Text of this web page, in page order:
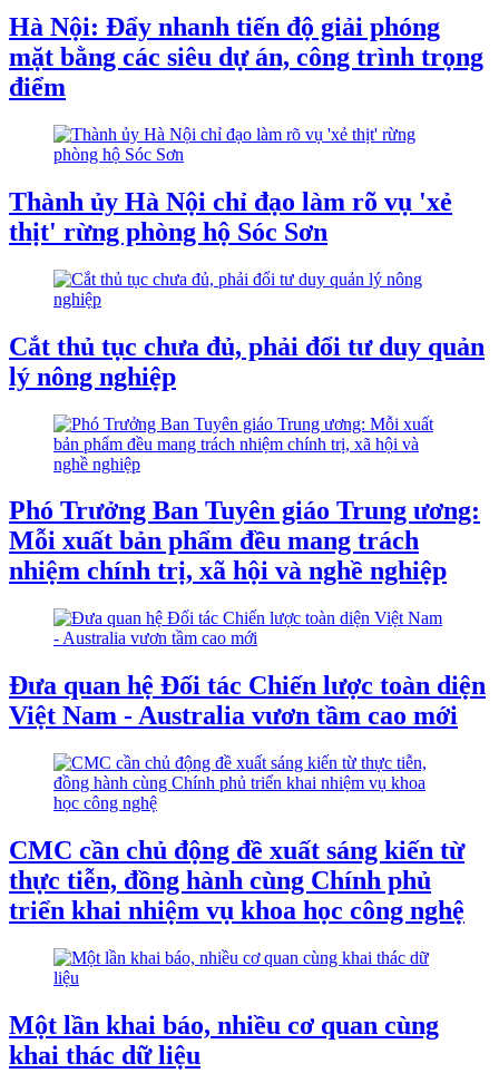
Hà Nội: Đẩy nhanh tiến độ giải phóng
mặt bằng các siêu dự án, công trình trọng
điểm
Thành ủy Hà Nội chỉ đạo làm rõ vụ 'xẻ
thịt' rừng phòng hộ Sóc Sơn
Cắt thủ tục chưa đủ, phải đổi tư duy quản
lý nông nghiệp
Phó Trưởng Ban Tuyên giáo Trung ương:
Mỗi xuất bản phẩm đều mang trách
nhiệm chính trị, xã hội và nghề nghiệp
Đưa quan hệ Đối tác Chiến lược toàn diện
Việt Nam - Australia vươn tầm cao mới
CMC cần chủ động đề xuất sáng kiến từ
thực tiễn, đồng hành cùng Chính phủ
triển khai nhiệm vụ khoa học công nghệ
Một lần khai báo, nhiều cơ quan cùng
khai thác dữ liệu